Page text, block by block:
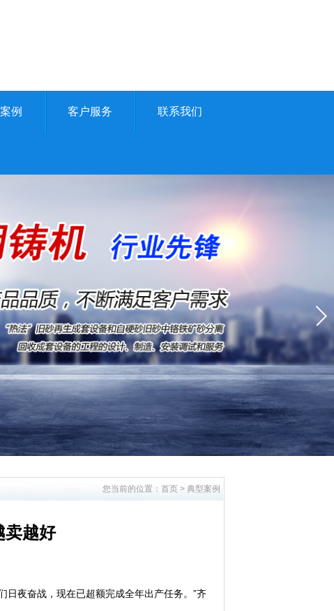
例 客户服务 联系我们
您当前的位置： 首页 > 典型案例
卖越好
夜奋战，现在已超额完成全年出产任务。”齐